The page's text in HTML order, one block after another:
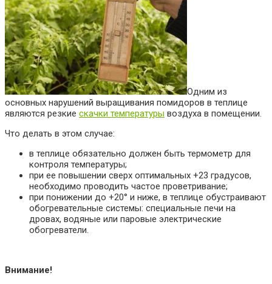
Одним из
основных нарушений выращивания помидоров в теплице
являются резкие скачки температуры воздуха в помещении.
Что делать в этом случае:
в теплице обязательно должен быть термометр для
контроля температуры;
при ее повышении сверх оптимальных +23 градусов,
необходимо проводить частое проветривание;
при понижении до +20° и ниже, в теплице обустраивают
обогревательные системы: специальные печи на
дровах, водяные или паровые электрические
обогреватели.
Внимание!